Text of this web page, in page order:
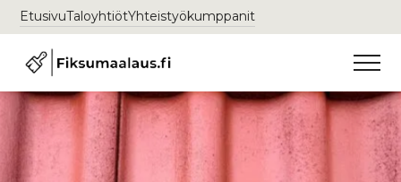
EtusivuTaloyhtiötYhteistyökumppanit